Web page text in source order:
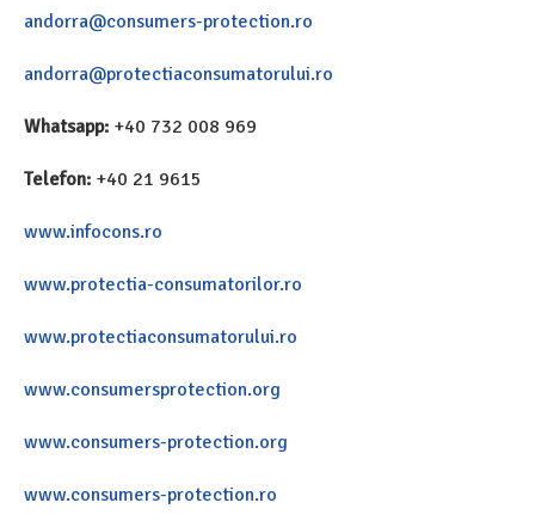
andorra@consumers-protection.ro
andorra@protectiaconsumatorului.ro
Whatsapp: +40 732 008 969
Telefon: +40 21 9615
www.infocons.ro
www.protectia-consumatorilor.ro
www.protectiaconsumatorului.ro
www.consumersprotection.org
www.consumers-protection.org
www.consumers-protection.ro